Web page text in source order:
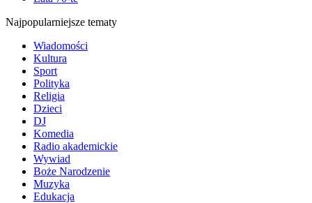
Najpopularniejsze tematy
Wiadomości
Kultura
Sport
Polityka
Religia
Dzieci
DJ
Komedia
Radio akademickie
Wywiad
Boże Narodzenie
Muzyka
Edukacja